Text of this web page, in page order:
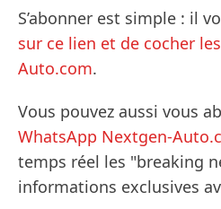
S’abonner est simple : il
sur ce lien et de cocher
Auto.com.
Vous pouvez aussi vous
WhatsApp Nextgen-
temps réel les "breaking
informations exclusives